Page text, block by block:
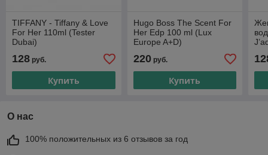
TIFFANY - Tiffany & Love
For Her 110ml (Tester
Dubai)
128 руб.
Купить
Hugo Boss The Scent For
Her Edp 100 ml (Lux
Europe A+D)
220руб.
Купить
О нас
100% положительных из 6 отзывов за год